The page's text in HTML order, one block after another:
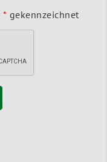
* gekennzeichnet